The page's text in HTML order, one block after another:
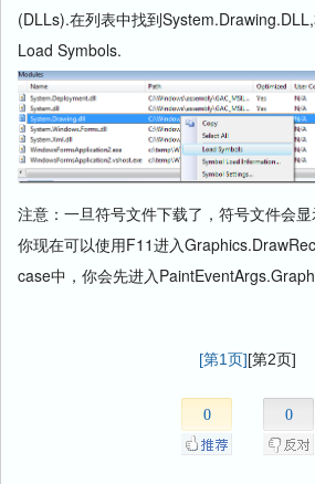
(DLLs).在列表中找到
Load Symbols.
注意：一旦符号文件下载了，符号文件会显
你现在可以使用F11进入
case中，你会先进入
[第1页][第2页]
0 0